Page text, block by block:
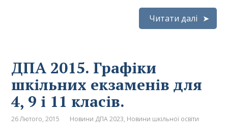
Читати далі
ДПА 2015. Графіки
шкільних екзаменів для
4, 9 і 11 класів.
26 Лютого, 2015 Новини ДПА 2023, Новини шкільної освіти